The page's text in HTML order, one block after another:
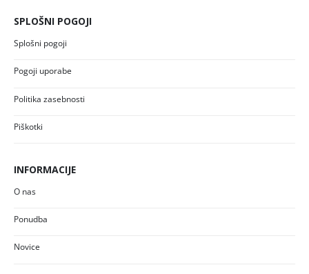
SPLOŠNI POGOJI
Splošni pogoji
Pogoji uporabe
Politika zasebnosti
Piškotki
INFORMACIJE
O nas
Ponudba
Novice